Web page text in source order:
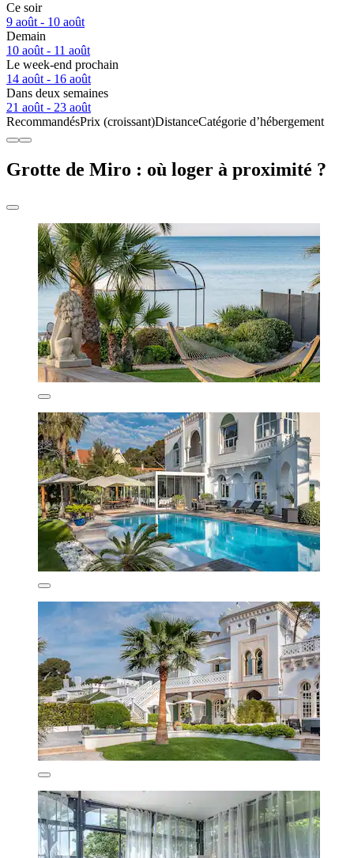
Ce soir
9 août - 10 août
Demain
10 août - 11 août
Le week-end prochain
14 août - 16 août
Dans deux semaines
21 août - 23 août
RecommandésPrix (croissant)DistanceCatégorie d’hébergement
Grotte de Miro : où loger à proximité ?